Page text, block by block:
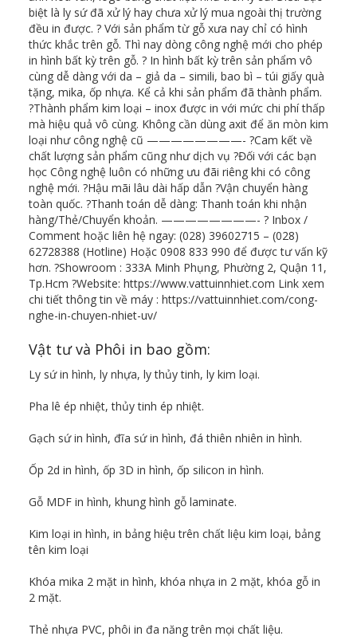
biệt là ly sứ đã xử lý hay chưa xử lý mua ngoài thị trường
đều in được. ? Với sản phẩm từ gỗ xưa nay chỉ có hình
thức khắc trên gỗ. Thì nay dòng công nghệ mới cho phép
in hình bất kỳ trên gỗ. ?️ In hình bất kỳ trên sản phẩm vô
cùng dễ dàng với da – giả da – simili, bao bì – túi giấy quà
tặng, mika, ốp nhựa. Kể cả khi sản phẩm đã thành phẩm.
?Thành phẩm kim loại – inox được in với mức chi phí thấp
mà hiệu quả vô cùng. Không cần dùng axit để ăn mòn kim
loại như công nghệ cũ ————————- ?Cam kết về
chất lượng sản phẩm cũng như dịch vụ ?Đối với các bạn
học Công nghệ luôn có những ưu đãi riêng khi có công
nghệ mới. ?Hậu mãi lâu dài hấp dẫn ?Vận chuyển hàng
toàn quốc. ?Thanh toán dễ dàng: Thanh toán khi nhận
hàng/Thẻ/Chuyển khoản. ————————- ? Inbox /
Comment hoặc liên hệ ngay: (028) 39602715 – (028)
62728388 (Hotline) Hoặc 0908 833 990 để được tư vấn kỹ
hơn. ?Showroom : 333A Minh Phụng, Phường 2, Quận 11,
Tp.Hcm ?Website: https://www.vattuinnhiet.com Link xem
chi tiết thông tin về máy : https://vattuinnhiet.com/cong-
nghe-in-chuyen-nhiet-uv/
Vật tư và Phôi in bao gồm:
Ly sứ in hình, ly nhựa, ly thủy tinh, ly kim loại.
Pha lê ép nhiệt, thủy tinh ép nhiệt.
Gạch sứ in hình, đĩa sứ in hình, đá thiên nhiên in hình.
Ốp 2d in hình, ốp 3D in hình, ốp silicon in hình.
Gỗ MDF in hình, khung hình gỗ laminate.
Kim loại in hình, in bảng hiệu trên chất liệu kim loại, bảng
tên kim loại
Khóa mika 2 mặt in hình, khóa nhựa in 2 mặt, khóa gỗ in
2 mặt.
Thẻ nhựa PVC, phôi in đa năng trên mọi chất liệu.